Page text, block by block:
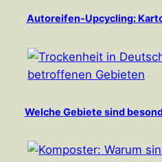
Autoreifen-Upcycling:
Welche Gebiete sind